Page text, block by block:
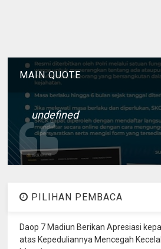
MAIN QUOTE
undefined
PILIHAN PEMBACA
Daop 7 Madiun Berikan Apresiasi
atas Kepeduliannya Mencegah